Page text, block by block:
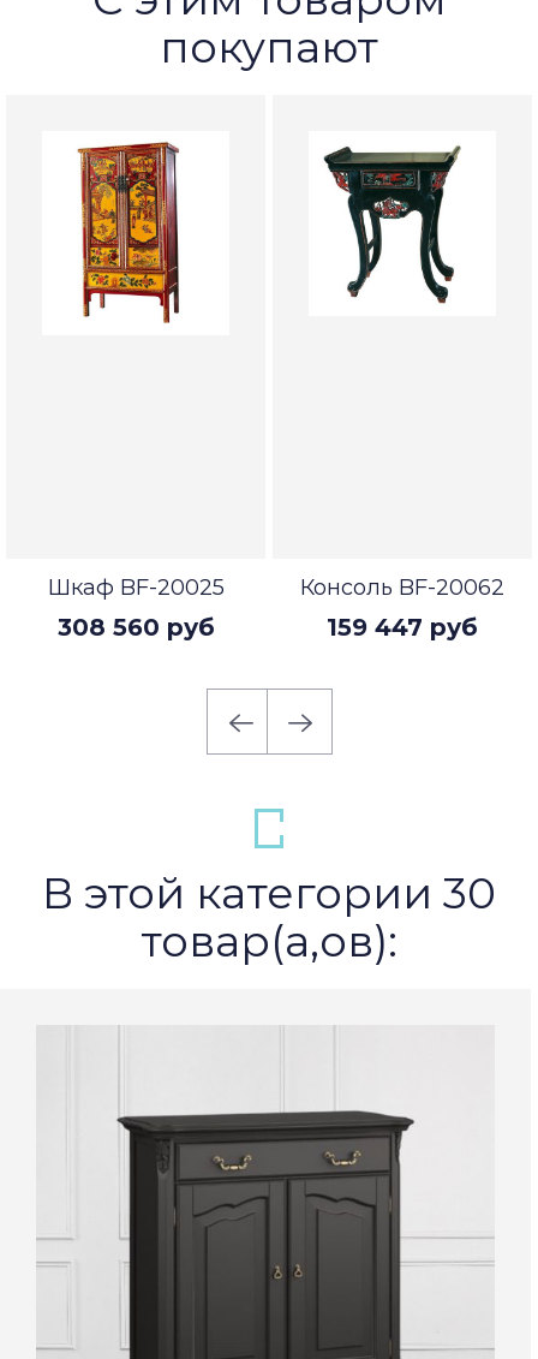
покупают
Шкаф BF-20025
308 560 руб
Консоль BF-20062
159 447 руб
В этой категории 30
товар(а,ов):